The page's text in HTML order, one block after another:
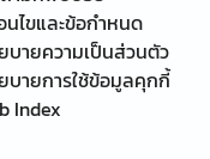
นไขและข้อกำหนด
บายความเป็นส่วนตัว
บายการใช้ข้อมูลคุกกี้
Index